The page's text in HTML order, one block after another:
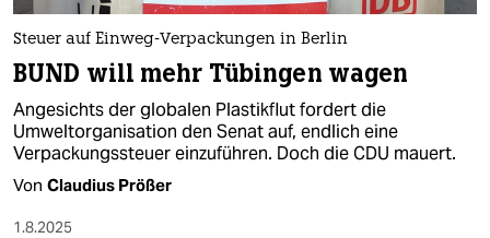
Steuer auf Einweg-Verpackungen in Berlin
BUND will mehr Tübingen wagen
Angesichts der globalen Plastikflut fordert die
Umweltorganisation den Senat auf, endlich eine
Verpackungssteuer einzuführen. Doch die CDU mauert.
Von Claudius Prößer
1.8.2025